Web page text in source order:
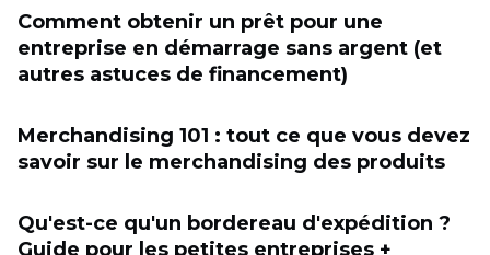
Comment obtenir un prêt pour une
entreprise en démarrage sans argent (et
autres astuces de financement)
Merchandising 101 : tout ce que vous devez
savoir sur le merchandising des produits
Qu'est-ce qu'un bordereau d'expédition ?
Guide pour les petites entreprises +